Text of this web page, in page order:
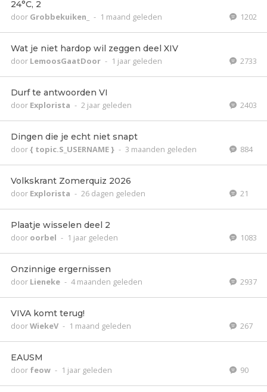
24°C, 2
door Grobbekuiken_ - 1 maand geleden 1202
Wat je niet hardop wil zeggen deel XIV
door LemoosGaatDoor - 1 jaar geleden 2733
Durf te antwoorden VI
door Explorista - 2 jaar geleden 2403
Dingen die je echt niet snapt
door{ topic.S_USERNAME } - 3 maanden geleden 884
Volkskrant Zomerquiz 2026
door Explorista - 26 dagen geleden 21
Plaatje wisselen deel 2
door oorbel - 1 jaar geleden 1083
Onzinnige ergernissen
door Lieneke - 4 maanden geleden 2937
VIVA komt terug!
doorWiekeV - 1 maand geleden 267
EAUSM
door feow - 1 jaar geleden 90